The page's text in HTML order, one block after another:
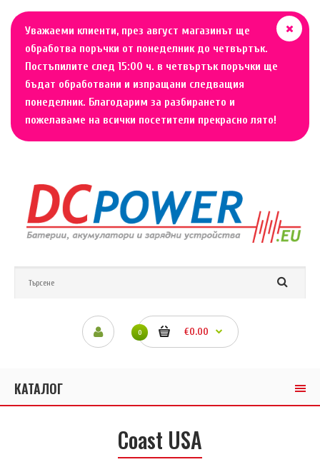
Уважаеми клиенти, през август магазинът ще
обработва поръчки от понеделник до четвъртък.
Постъпилите след 15:00 ч. в четвъртък поръчки ще
бъдат обработвани и изпращани следващия
понеделник. Благодарим за разбирането и
пожелаваме на всички посетители прекрасно лято!
0 €0.00
КАТАЛОГ
Coast USA